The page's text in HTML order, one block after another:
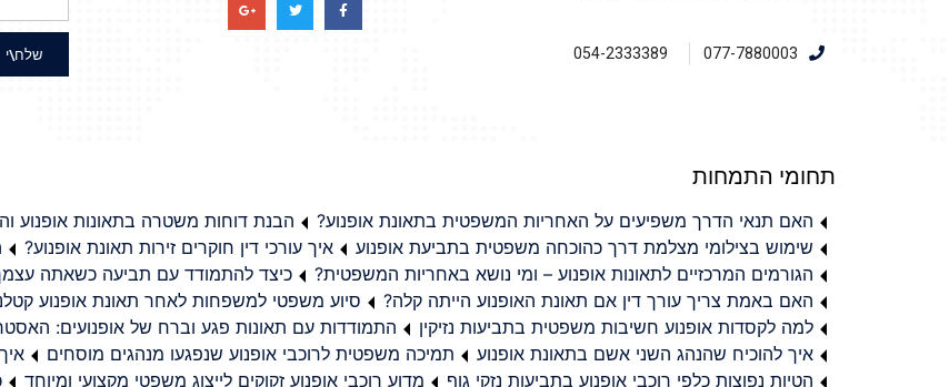
077-7880003
054-2333389 שלח\י
תחומי התמחות
האם תנאי הדרך משפיעים על האחריות המשפטית בתאונת אופנוע?
הבנת דוחות משטרה בתאונות אופנוע
שימוש בצילומי מצלמת דרך כהוכחה משפטית בתביעת אופנוע
איך עורכי דין חוקרים זירות תאונת אופנוע?
הגורמים המרכזיים לתאונות אופנוע – ומי נושא באחריות המשפטית?
כיצד להתמודד עם תביעה כשאתה
האם באמת צריך עורך דין אם תאונת האופנוע הייתה קלה?
סיוע משפטי למשפחות לאחר תאונת אופנוע
למה לקסדות אופנוע חשיבות משפטית בתביעות נזיקין
התמודדות עם תאונות פגע וברח של אופנועים:
איך להוכיח שהנהג השני אשם בתאונת אופנוע
תמיכה משפטית לרוכבי אופנוע שנפגעו מנהגים מוסחים
הטיות נפוצות כלפי רוכבי אופנוע בתביעות נזקי גוף
מדוע רוכבי אופנוע זקוקים לייצוג משפטי מקצועי ומיוחד